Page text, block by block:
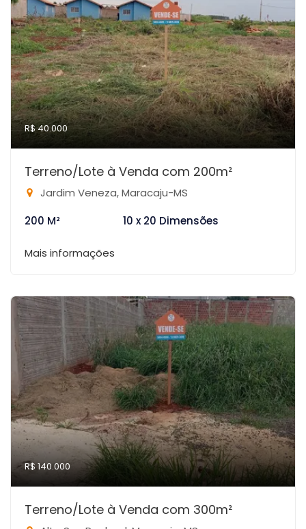
R$ 40.000
Terreno/Lote à Venda com 200m²
Jardim Veneza, Maracaju-MS
200 M²
10 x 20 Dimensões
Mais informações
R$ 140.000
Terreno/Lote à Venda com 300m²